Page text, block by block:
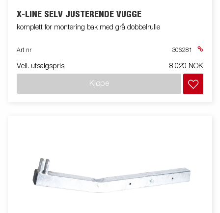
X-LINE SELV JUSTERENDE VUGGE
komplett for montering bak med grå dobbelrulle
Art nr 306281
Veil. utsalgspris 8 020 NOK
Kjøpe